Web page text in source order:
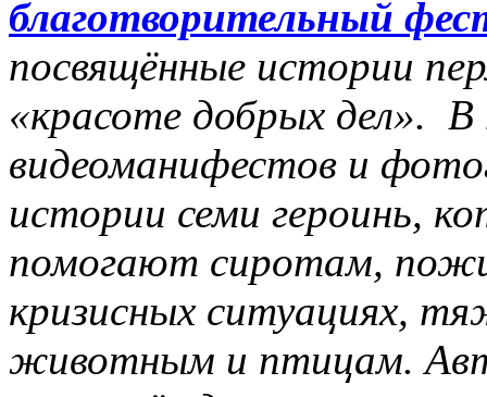
благотворительный
посвящённые истории
«красоте добрых дел».
видеоманифестов и
истории семи героинь,
помогают сиротам,
кризисных ситуациях,
животным и птицам.